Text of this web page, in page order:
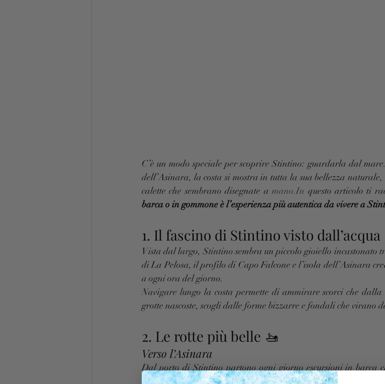
C’è un modo speciale per scoprire Stintino: guardarla dal
dell’Asinara, la costa si mostra in tutta la sua bellezza
calette che sembrano disegnate a mano.In questo articolo ti
barca o in gommone è l’esperienza più autentica da vivere a
1. Il fascino di Stintino visto dall’acqua
Vista dal largo, Stintino sembra un piccolo gioiello incastonato
di La Pelosa, il profilo di Capo Falcone e l’isola dell’Asinara
a ogni ora del giorno.
Navigare lungo la costa permette di ammirare scorci che
grotte nascoste, scogli dalle forme bizzarre e fondali che virano
2. Le rotte più belle 🚤
Verso l’Asinara
Dal porto di Stintino partono ogni giorno escursioni in barca
minuti.Lì puoi esplorare Cala Reale, Cala Sabina o